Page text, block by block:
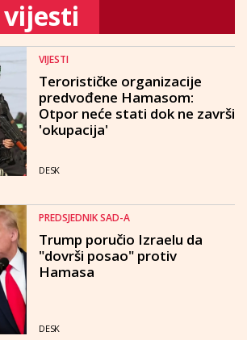
VIJESTI
Terorističke organizacije
predvođene Hamasom:
Otpor neće stati dok ne završi
'okupacija'
DESK
PREDSJEDNIK SAD-A
Trump poručio Izraelu da
"dovrši posao" protiv
Hamasa
DESK